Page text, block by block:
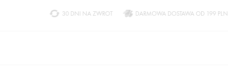
30 DNI NA ZWROT DARMOWA DOSTAWA OD 199 PLN